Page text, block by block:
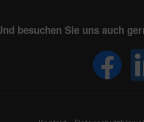
besuchen Sie uns auch